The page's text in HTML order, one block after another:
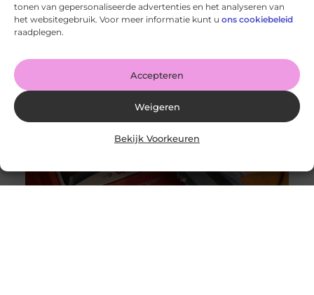
tonen van gepersonaliseerde advertenties en het analyseren van
het websitegebruik. Voor meer informatie kunt u ons cookiebeleid
raadplegen.
Accepteren
Weigeren
Bekijk Voorkeuren
Wanneer schakel je een glaszetter in en wat kun je van
hem verwachten?
Goed artikel? Deel hem dan op: Share on X (Twitter)